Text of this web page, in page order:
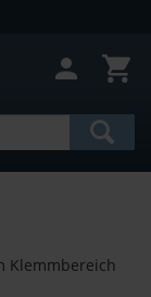
Klemmbereich